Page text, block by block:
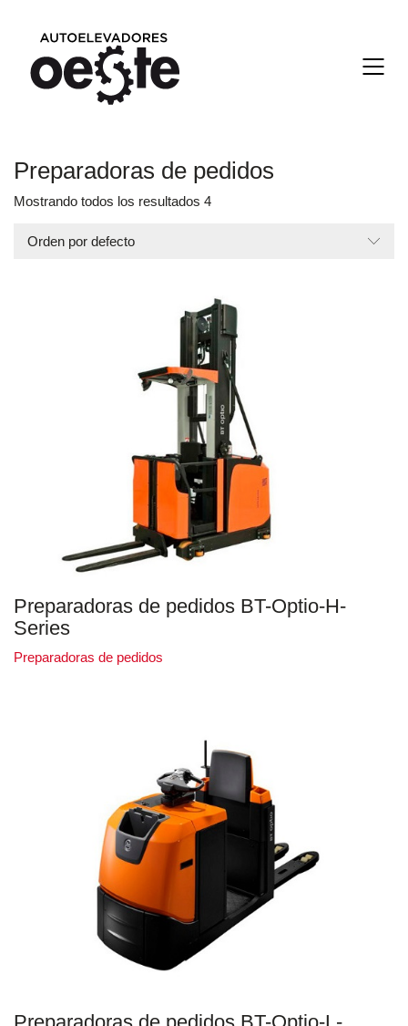
Preparadoras de pedidos
Mostrando todos los resultados 4
Orden por defecto
Preparadoras de pedidos BT-Optio-H-
Series
Preparadoras de pedidos